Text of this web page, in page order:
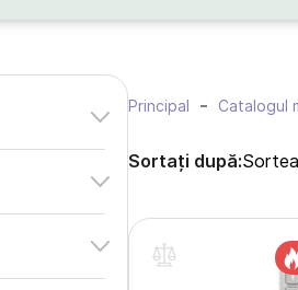
Principal Catalogul
Sortați după: